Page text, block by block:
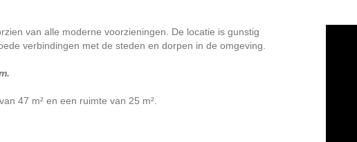
van alle moderne voorzieningen. De locatie is gunstig
verbindingen met de steden en dorpen in de omgeving.
47 m² en een ruimte van 25 m².